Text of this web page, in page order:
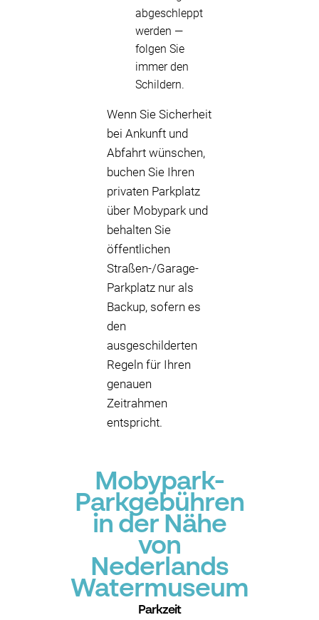
abgeschleppt
werden —
folgen Sie
immer den
Schildern.
Wenn Sie Sicherheit
bei Ankunft und
Abfahrt wünschen,
buchen Sie Ihren
privaten Parkplatz
über Mobypark und
behalten Sie
öffentlichen
Straßen-/Garage-
Parkplatz nur als
Backup, sofern es
den
ausgeschilderten
Regeln für Ihren
genauen
Zeitrahmen
entspricht.
Mobypark-
Parkgebühren
in der Nähe
von
Nederlands
Watermuseum
Parkzeit